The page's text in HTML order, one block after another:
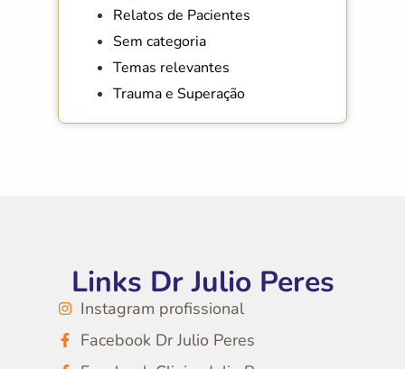
Relatos de Pacientes
Sem categoria
Temas relevantes
Trauma e Superação
Links Dr Julio Peres
Instagram profissional
Facebook Dr Julio Peres